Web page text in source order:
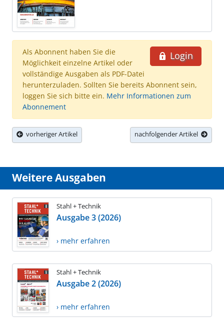
Login
Als Abonnent haben Sie die
Möglichkeit einzelne Artikel oder
vollständige Ausgaben als PDF-Datei
herunterzuladen. Sollten Sie bereits Abonnent sein,
loggen Sie sich bitte ein. Mehr Informationen zum
Abonnement
vorheriger Artikel nachfolgender Artikel
Weitere Ausgaben
Stahl + Technik
Ausgabe 3 (2026)
› mehr erfahren
Stahl + Technik
Ausgabe 2 (2026)
› mehr erfahren